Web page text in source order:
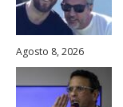
Agosto 8, 2026